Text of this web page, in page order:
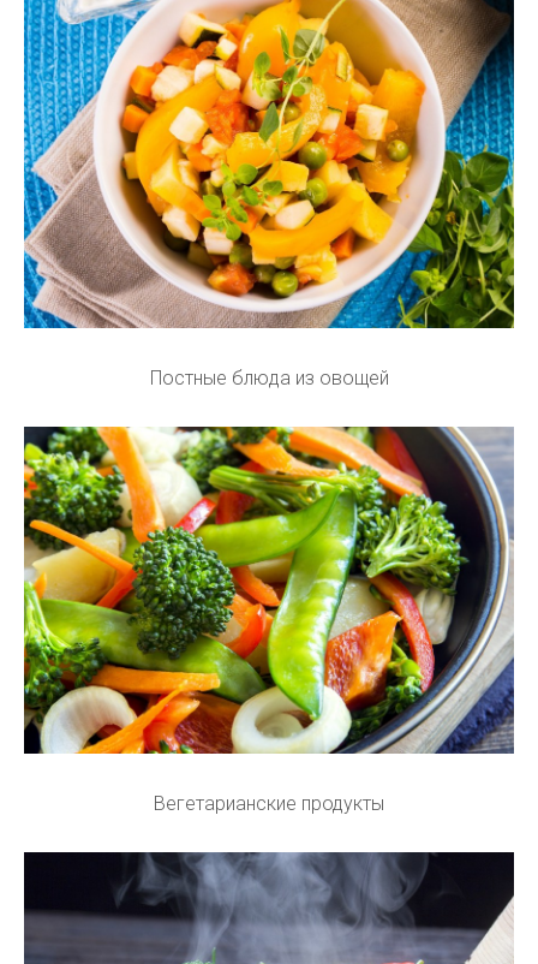
Постные блюда из овощей
Вегетарианские продукты